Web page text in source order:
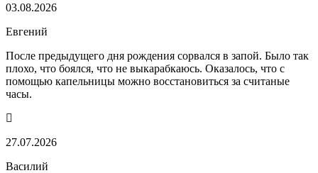
03.08.2026
Евгений
После предыдущего дня рождения сорвался в запой. Было так
плохо, что боялся, что не выкарабкаюсь. Оказалось, что с
помощью капельницы можно восстановиться за считаные
часы.
27.07.2026
Василий